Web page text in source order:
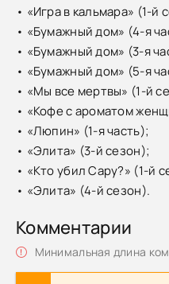
• «Игра в кальмара» (1-й
• «Бумажный дом» (4-я
• «Бумажный дом» (3-я
• «Бумажный дом» (5-я
• «Мы все мертвы» (1-й
• «Кофе с ароматом
• «Люпин» (1-я часть);
• «Элита» (3-й сезон);
• «Кто убил Сару?» (1-й
• «Элита» (4-й сезон).
Комментарии
Минимальная длина